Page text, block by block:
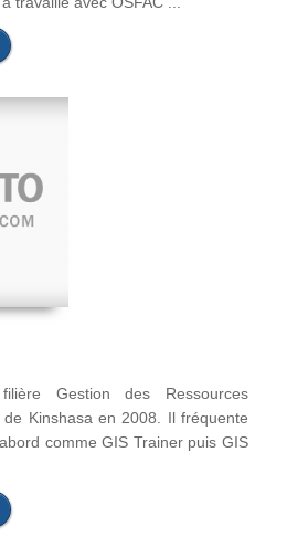
Gestion des Ressources
Kinshasa en 2008. Il fréquente
comme GIS Trainer puis GIS